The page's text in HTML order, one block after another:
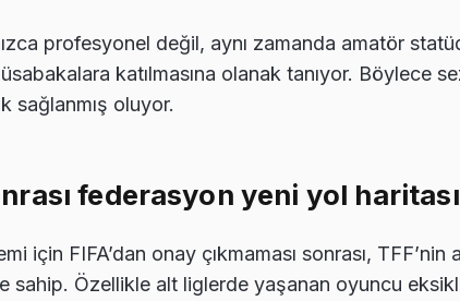
profesyonel değil, aynı zamanda amatör
katılmasına olanak tanıyor. Böylece
sağlanmış oluyor.
federasyon yeni yol
için FIFA’dan onay çıkmaması sonrası, TFF’nin
sahip. Özellikle alt liglerde yaşanan oyuncu